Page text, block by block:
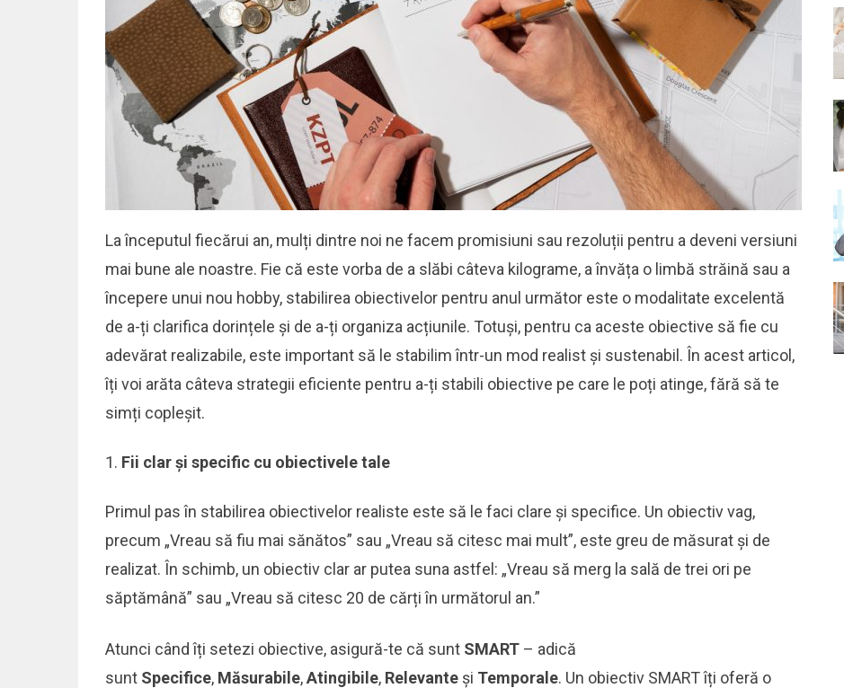
La începutul fiecărui an, mulți dintre noi ne facem promisiuni sau rezoluții pentru a deveni versiuni
mai bune ale noastre. Fie că este vorba de a slăbi câteva kilograme, a învăța o limbă străină sau a
începere unui nou hobby, stabilirea obiectivelor pentru anul următor este o modalitate excelentă
de a-ți clarifica dorințele și de a-ți organiza acțiunile. Totuși, pentru ca aceste obiective să fie cu
adevărat realizabile, este important să le stabilim într-un mod realist și sustenabil. În acest articol,
îți voi arăta câteva strategii eficiente pentru a-ți stabili obiective pe care le poți atinge, fără să te
simți copleșit.
Fii clar și specific cu obiectivele tale
Primul pas în stabilirea obiectivelor realiste este să le faci clare și specifice. Un obiectiv vag,
precum „Vreau să fiu mai sănătos” sau „Vreau să citesc mai mult”, este greu de măsurat și de
realizat. În schimb, un obiectiv clar ar putea suna astfel: „Vreau să merg la sală de trei ori pe
săptămână” sau „Vreau să citesc 20 de cărți în următorul an.”
Atunci când îți setezi obiective, asigură-te că sunt SMART – adică
sunt Specifice, Măsurabile,Atingibile, Relevante și Temporale. Un obiectiv SMART îți oferă o